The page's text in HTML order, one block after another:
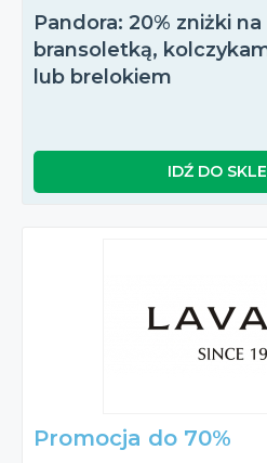
Pandora: 20% zniżki
bransoletką,
lub brelokiem
IDŹ DO
Promocja do 70%